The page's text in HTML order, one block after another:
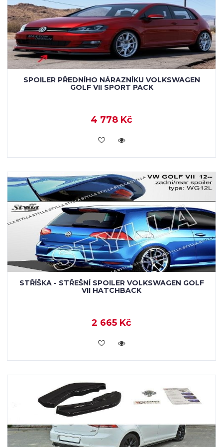
SPOILER PŘEDNÍHO NÁRAZNÍKU VOLKSWAGEN
GOLF VII SPORT PACK
4 778 Kč
KOUPIT
STŘÍŠKA - STŘEŠNÍ SPOILER VOLKSWAGEN GOLF
VII HATCHBACK
2 665 Kč
KOUPIT